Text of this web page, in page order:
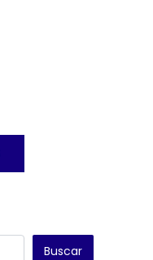
Buscar